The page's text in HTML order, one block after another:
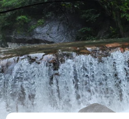
